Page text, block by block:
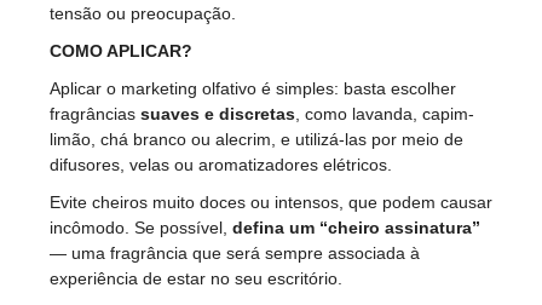
tensão ou preocupação.
COMO APLICAR?
Aplicar o marketing olfativo é simples: basta escolher
fragrâncias suaves e discretas, como lavanda, capim-
limão, chá branco ou alecrim, e utilizá-las por meio de
difusores, velas ou aromatizadores elétricos.
Evite cheiros muito doces ou intensos, que podem causar
incômodo. Se possível, defina um “cheiro assinatura”
— uma fragrância que será sempre associada à
experiência de estar no seu escritório.